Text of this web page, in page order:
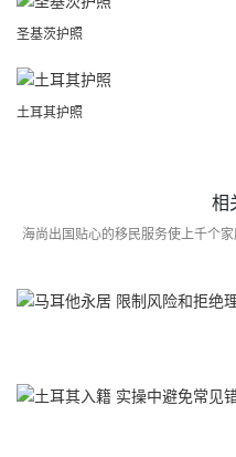
圣基茨护照
土耳其护照
相
海尚出国贴心的移民服务使上千个